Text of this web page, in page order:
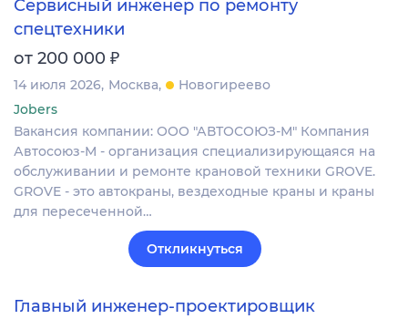
Сервисный инженер по ремонту
спецтехники
от 200 000 ₽
14 июля 2026 Москва
Новогиреево
Jobers
Вакансия компании: ООО "АВТОСОЮЗ-М" Компания
Автосоюз-М - организация специализирующаяся на
обслуживании и ремонте крановой техники GROVE.
GROVE - это автокраны, вездеходные краны и краны
для пересеченной…
Откликнуться
Главный инженер‑проектировщик